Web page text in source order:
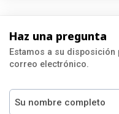
Haz una pregunta
Estamos a su disposición
correo electrónico.